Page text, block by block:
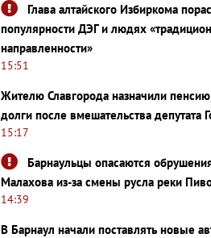
Глава алтайского Избиркома
популярности ДЭГ и людях
направленности»
15:51
Жителю Славгорода назначили
долги после вмешательства депутата
15:17
Барнаульцы опасаются
Малахова из-за смены русла реки
14:39
В Барнаул начали поставлять новые